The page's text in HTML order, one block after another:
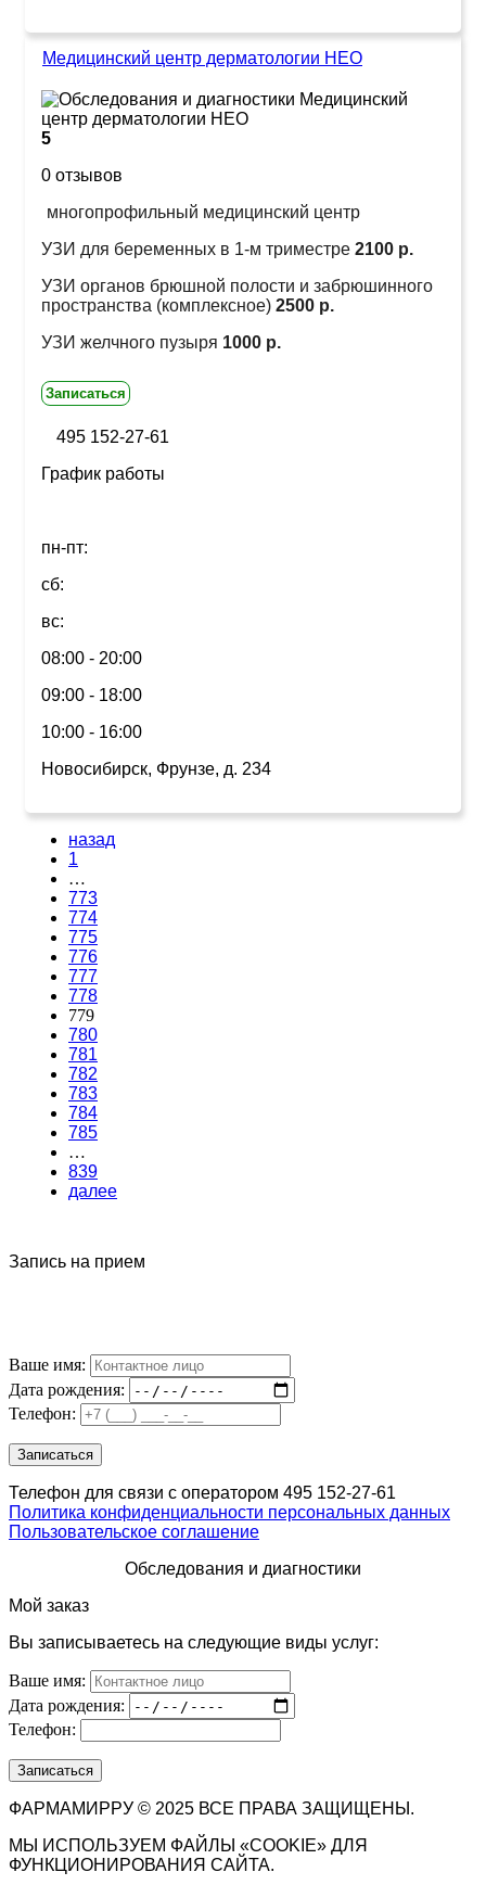
Медицинский центр дерматологии НЕО
5
0 отзывов
многопрофильный медицинский центр
УЗИ для беременных в 1-м триместре 2100 р.
УЗИ органов брюшной полости и забрюшинного
пространства (комплексное) 2500 р.
УЗИ желчного пузыря 1000 р.
Записаться
495 152-27-61
График работы
пн-пт:
сб:
вс:
08:00 - 20:00
09:00 - 18:00
10:00 - 16:00
Новосибирск, Фрунзе, д. 234
назад
1
…
773
774
775
776
777
778
779
780
781
782
783
784
785
…
839
далее
Запись на прием
Ваше имя:
Дата рождения:
Телефон:
Телефон для связи с оператором 495 152-27-61
Политика конфиденциальности персональных данных
Пользовательское соглашение
Обследования и диагностики
Мой заказ
Вы записываетесь на следующие виды услуг:
Ваше имя:
Дата рождения:
Телефон:
ФАРМАМИРРУ © 2025 ВСЕ ПРАВА ЗАЩИЩЕНЫ.
МЫ ИСПОЛЬЗУЕМ ФАЙЛЫ «COOKIE» ДЛЯ
ФУНКЦИОНИРОВАНИЯ САЙТА.